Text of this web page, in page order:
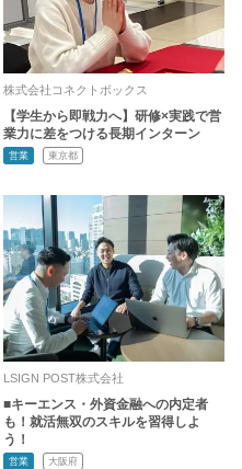
株式会社コネクトボックス
【学生から即戦力へ】研修×実践で営
業力に差をつける長期インターン
営業 東京都
LSIGN POST株式会社
■キーエンス・外資金融への内定者
も！就活無双のスキルを習得しよ
う！
営業 大阪府